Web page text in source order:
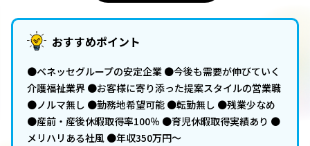
おすすめポイント
●ベネッセグループの安定企業 ●今後も需要が伸びていく
介護福祉業界 ●お客様に寄り添った提案スタイルの営業職
●ノルマ無し ●勤務地希望可能 ●転勤無し ●残業少なめ
●産前・産後休暇取得率100％ ●育児休暇取得実績あり ●
メリハリある社風 ●年収350万円～